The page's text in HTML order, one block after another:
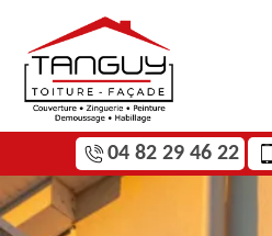
04 82 29 46 22